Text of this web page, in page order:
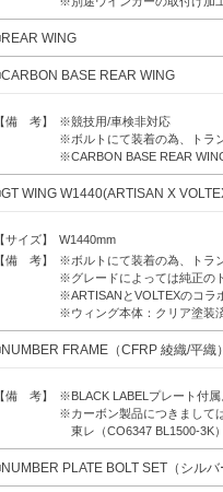
WING
BASE REAR WING
【備 考】
※競技用/車検非対応
※ボルトにて装着の為、トラ
※CARBON BASE REAR
WING W1440(ARTISAN X
【サイズ】
W1440mm
【備 考】
※ボルトにて装着の為、トラ
※グレードによっては純正の
※ARTISANとVOLTEXのコラ
※ウィング本体：クリア塗装
FRAME（CFRP 綾織/平織）
【備 考】
※BLACK LABELプレート付
※カーボン製品につきまして
東レ（CO6347 BL1500-3K
PLATE BOLT SET（シルバ